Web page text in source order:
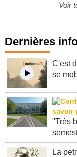
Voir
Dernières
C'est
se
"Très
La